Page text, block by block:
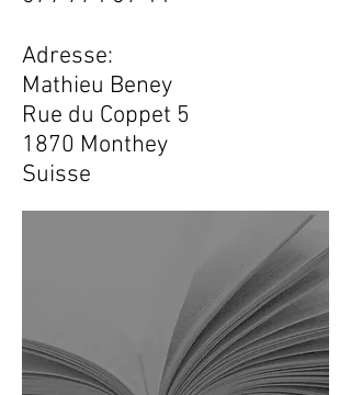
Adresse:
Mathieu Beney
Rue du Coppet 5
1870 Monthey
Suisse